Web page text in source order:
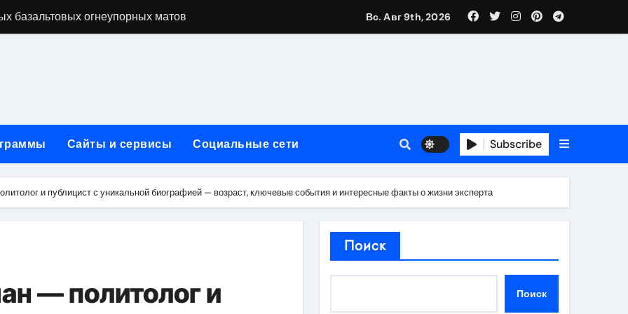
базальтовых огнеупорных матов
+ GEO/AEO — Новая формула цифрового присутствия в 2026 году
горячие и мобильные варианты, рейтинг по безопасности и советы по выбору
без верификации и участия банков с пополнением в USDT
принципы SEO, рекламные каналы и техническая поддержка
Вс. Авг 9th, 2026
Сайты и сервисы Социальные сети Subscribe
и публицист с уникальной биографией — возраст, ключевые события и интересные факты о жизни эксперта
— политолог и
Поиск
Поиск